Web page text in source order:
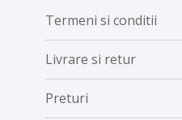
Termeni si conditii
Livrare si retur
Preturi